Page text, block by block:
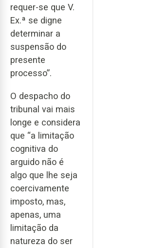
requer-se que V.
Ex.ª se digne
determinar a
suspensão do
presente
processo”.
O despacho do
tribunal vai mais
longe e considera
que “a limitação
cognitiva do
arguido não é
algo que lhe seja
coercivamente
imposto, mas,
apenas, uma
limitação da
natureza do ser